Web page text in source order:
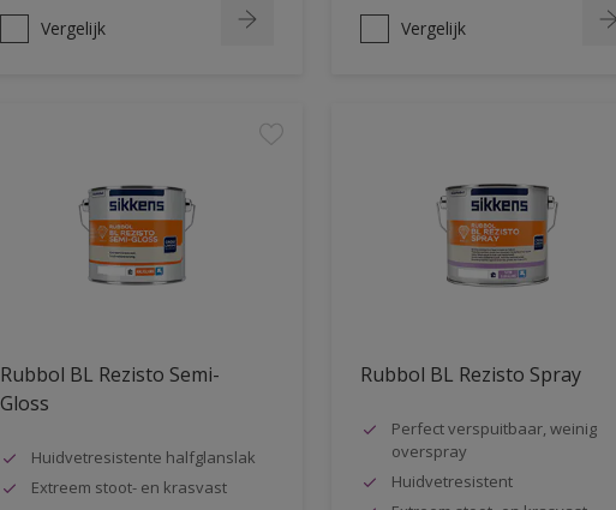
Vergelijk Vergelijk
Rubbol BL Rezisto Semi-
Gloss
Huidvetresistente halfglanslak
Extreem stoot- en krasvast
Rubbol BL Rezisto Spray
Perfect verspuitbaar, weinig
overspray
Huidvetresistent